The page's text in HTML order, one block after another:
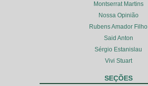
Montserrat Martins
Nossa Opinião
Rubens Amador Filho
Said Anton
Sérgio Estanislau
Vivi Stuart
SEÇÕES